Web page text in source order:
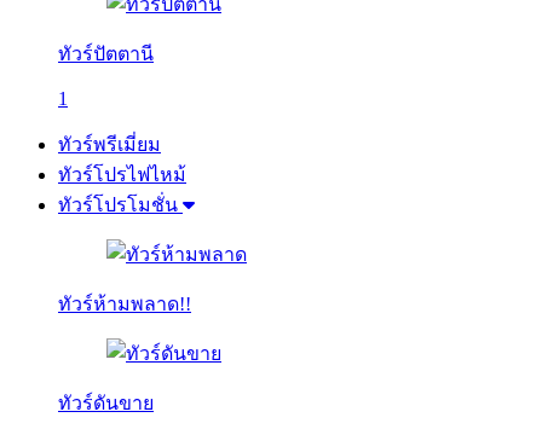
ทัวร์ปัตตานี
1
ทัวร์พรีเมี่ยม
ทัวร์โปรไฟไหม้
ทัวร์โปรโมชั่น
ทัวร์ห้ามพลาด!!
ทัวร์ดันขาย